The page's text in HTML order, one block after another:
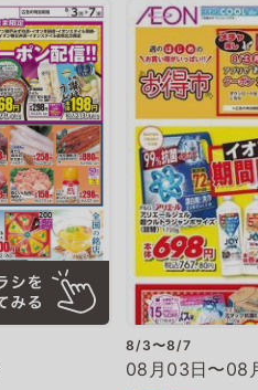
8/3〜8/7
08月03日〜08